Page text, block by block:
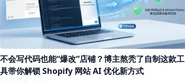
不会写代码也能“爆改”店铺？博主熬秃了自制这款工
具带你解锁 Shopify 网站 AI 优化新方式